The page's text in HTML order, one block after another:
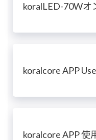
koralLED-70Wオ
koralcore APP
koralcore APP 使